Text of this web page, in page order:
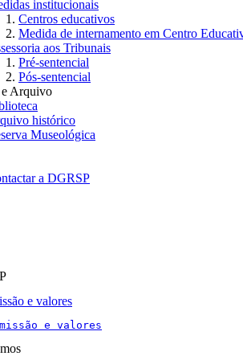
institucionais
Centros educativos
Medida de internamento em Centro
aos Tribunais
Pré-sentencial
Pós-sentencial
e Arquivo
histórico
Museológica
a DGRSP
e valores
e valores